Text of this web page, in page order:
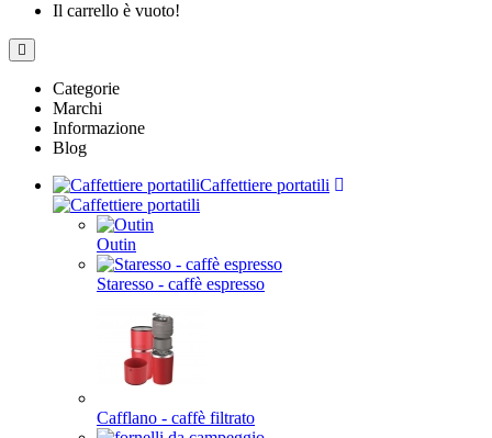
Il carrello è vuoto!
Categorie
Marchi
Informazione
Blog
Caffettiere portatili
Outin
Staresso - caffè espresso
Cafflano - caffè filtrato